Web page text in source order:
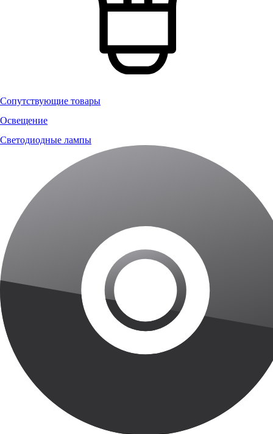
Сопутствующие товары
Освещение
Светодиодные лампы